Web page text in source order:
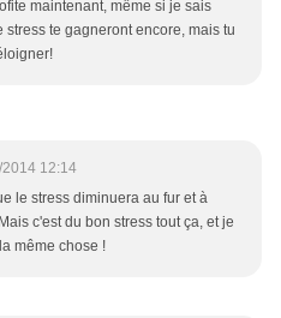
maintenant, même si je sais
stress te gagneront encore, mais tu
12:14
le stress diminuera au fur et à
c'est du bon stress tout ça, et je
même chose !